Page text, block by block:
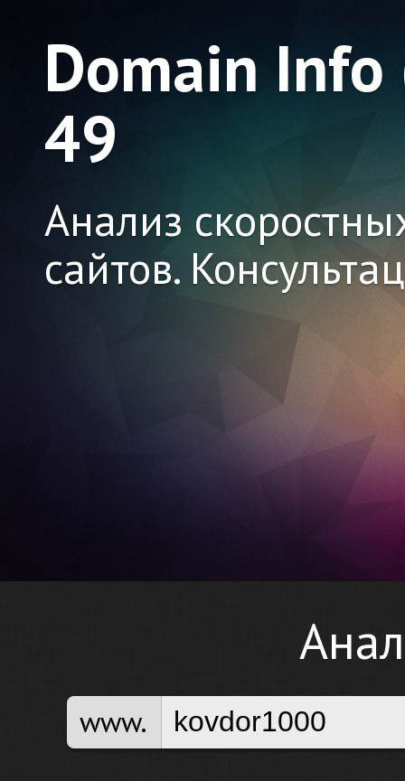
Domain
49
Анализ
сайтов.
www.